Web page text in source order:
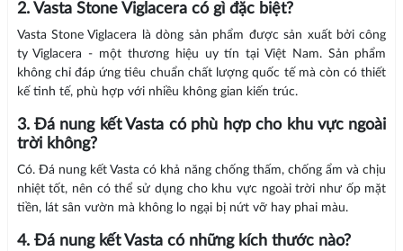
2. Vasta Stone Viglacera có gì đặc biệt?
Vasta Stone Viglacera là dòng sản phẩm được sản xuất bởi công
ty Viglacera - một thương hiệu uy tín tại Việt Nam. Sản phẩm
không chỉ đáp ứng tiêu chuẩn chất lượng quốc tế mà còn có thiết
kế tinh tế, phù hợp với nhiều không gian kiến trúc.
3. Đá nung kết Vasta có phù hợp cho khu vực ngoài
trời không?
Có. Đá nung kết Vasta có khả năng chống thấm, chống ẩm và chịu
nhiệt tốt, nên có thể sử dụng cho khu vực ngoài trời như ốp mặt
tiền, lát sân vườn mà không lo ngại bị nứt vỡ hay phai màu.
4. Đá nung kết Vasta có những kích thước nào?